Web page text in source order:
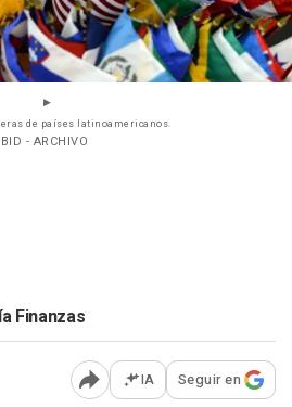
de países latinoamericanos.
- ARCHIVO
Finanzas
Abrir opciones para
IA Seguir en